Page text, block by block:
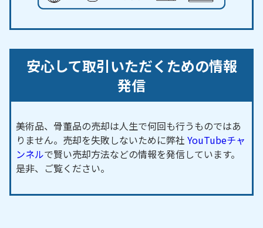
安心して取引いただくための情報
発信
美術品、骨董品の売却は人生で何回も行うものではあ
りません。売却を失敗しないために弊社 YouTubeチャ
ンネルで賢い売却方法などの情報を発信しています。
是非、ご覧ください。